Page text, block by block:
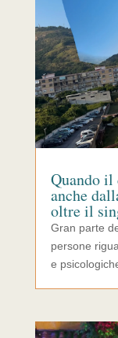
Quando il
anche
oltre il
Gran parte
persone
e